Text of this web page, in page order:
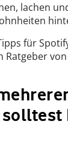
lachen
für
Ratgeber